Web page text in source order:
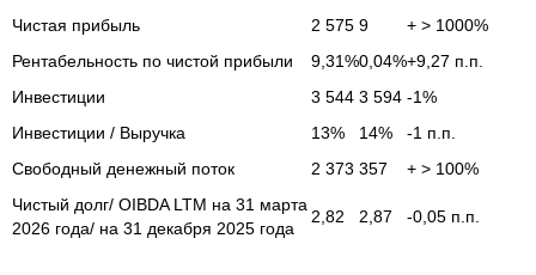
Чистая прибыль
2 575 9
+ > 1000%
Рентабельность по чистой прибыли
9,31%0,04%+9,27 п.п.
Инвестиции
3 544 3 594 -1%
Инвестиции / Выручка
13% 14%
-1 п.п.
Свободный денежный поток
2 373 357
+ > 100%
Чистый долг/ OIBDA LTM на 31 марта
2026 года/ на 31 декабря 2025 года
2,82 2,87 -0,05 п.п.